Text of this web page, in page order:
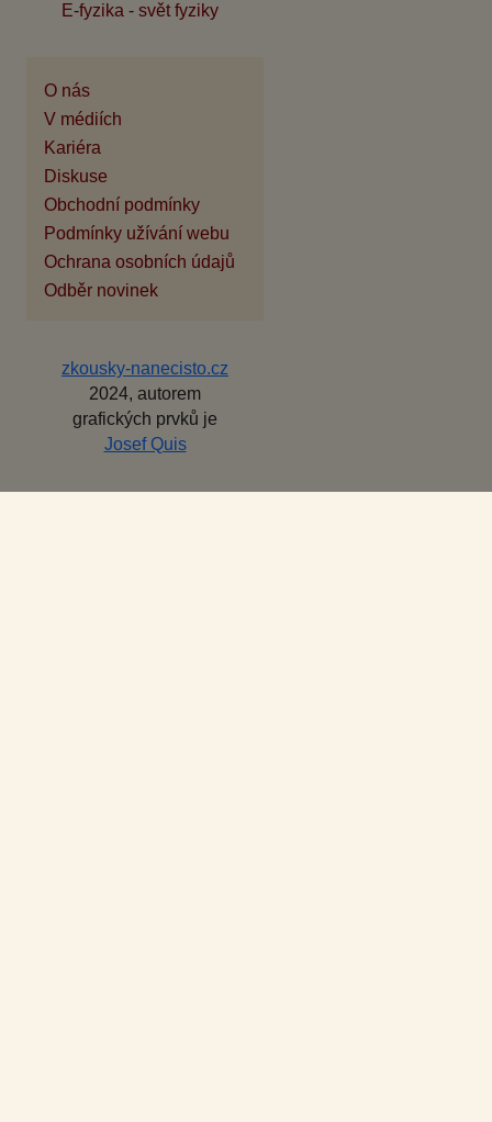
E-fyzika - svět fyziky
O nás
V médiích
Kariéra
Diskuse
Obchodní podmínky
Podmínky užívání webu
Ochrana osobních údajů
Odběr novinek
zkousky-nanecisto.cz
2024, autorem
grafických prvků je
Josef Quis